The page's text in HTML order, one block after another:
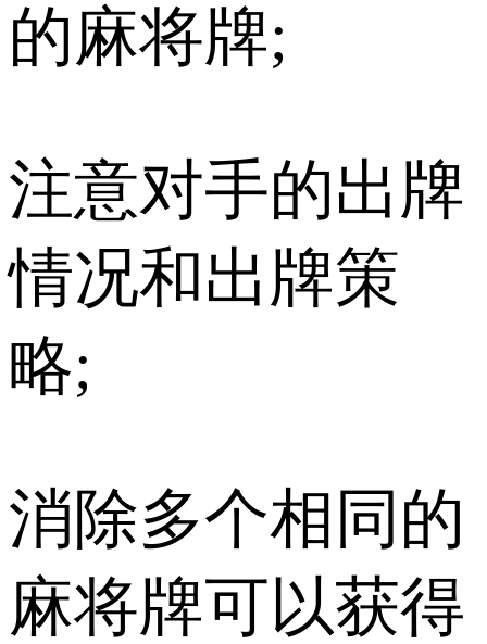
的麻将牌;
注意对手的出牌
情况和出牌策
略;
消除多个相同的
麻将牌可以获得